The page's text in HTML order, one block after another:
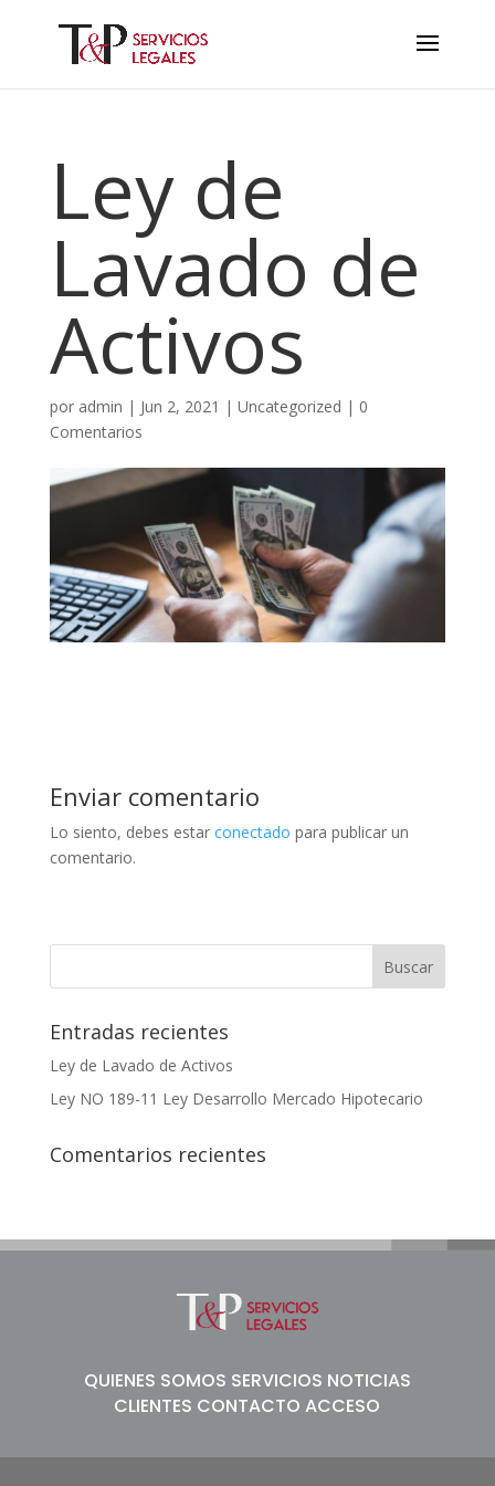
Ley de
Lavado de
Activos
por admin | Jun 2, 2021 | Uncategorized | 0
Comentarios
Enviar comentario
Lo siento, debes estar conectado para publicar un
comentario.
Entradas recientes
Ley de Lavado de Activos
Ley NO 189-11 Ley Desarrollo Mercado Hipotecario
Comentarios recientes
QUIENES SOMOS SERVICIOS NOTICIAS
CLIENTES CONTACTOACCESO